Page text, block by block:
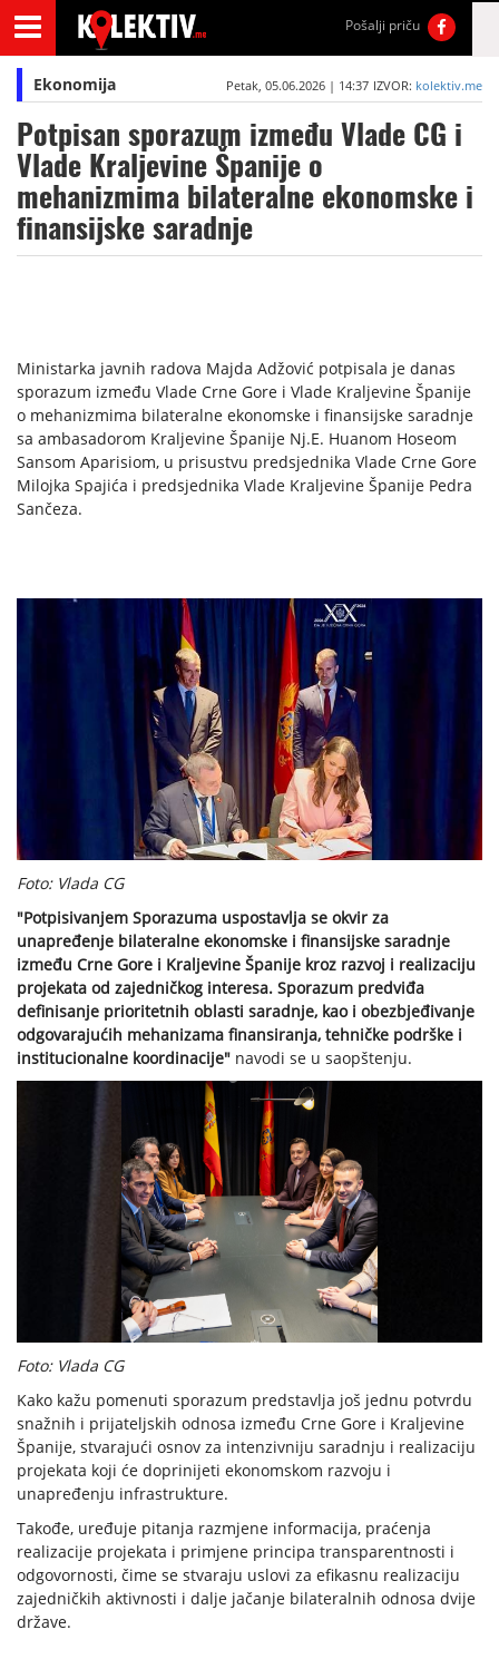
Pošalji priču
Ekonomija Petak, 05.06.2026 | 14:37 IZVOR: kolektiv.me
Potpisan sporazum između Vlade CG i
Vlade Kraljevine Španije o
mehanizmima bilateralne ekonomske i
finansijske saradnje
Ministarka javnih radova Majda Adžović potpisala je danas
sporazum između Vlade Crne Gore i Vlade Kraljevine Španije
o mehanizmima bilateralne ekonomske i finansijske saradnje
sa ambasadorom Kraljevine Španije Nj.E. Huanom Hoseom
Sansom Aparisiom, u prisustvu predsjednika Vlade Crne Gore
Milojka Spajića i predsjednika Vlade Kraljevine Španije Pedra
Sančeza.
Foto: Vlada CG
"Potpisivanjem Sporazuma uspostavlja se okvir za
unapređenje bilateralne ekonomske i finansijske saradnje
između Crne Gore i Kraljevine Španije kroz razvoj i realizaciju
projekata od zajedničkog interesa. Sporazum predviđa
definisanje prioritetnih oblasti saradnje, kao i obezbjeđivanje
odgovarajućih mehanizama finansiranja, tehničke podrške i
institucionalne koordinacije" navodi se u saopštenju.
Foto: Vlada CG
Kako kažu pomenuti sporazum predstavlja još jednu potvrdu
snažnih i prijateljskih odnosa između Crne Gore i Kraljevine
Španije, stvarajući osnov za intenzivniju saradnju i realizaciju
projekata koji će doprinijeti ekonomskom razvoju i
unapređenju infrastrukture.
Takođe, uređuje pitanja razmjene informacija, praćenja
realizacije projekata i primjene principa transparentnosti i
odgovornosti, čime se stvaraju uslovi za efikasnu realizaciju
zajedničkih aktivnosti i dalje jačanje bilateralnih odnosa dvije
države.